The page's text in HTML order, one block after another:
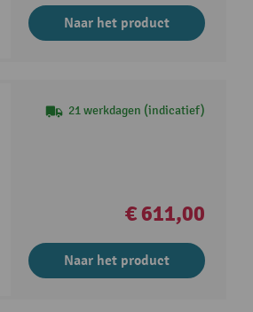
Naar het product
21 werkdagen (indicatief)
€ 611,00
Naar het product